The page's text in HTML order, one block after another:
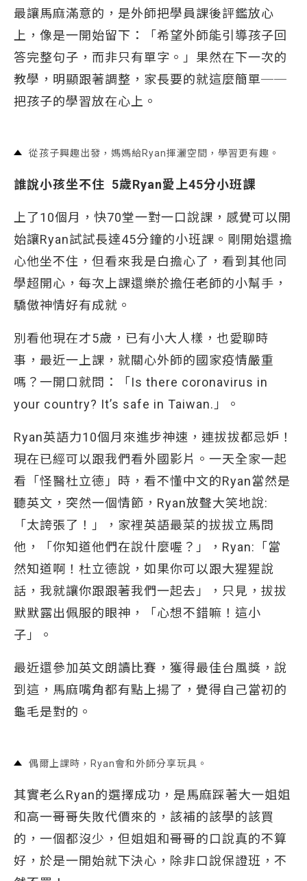
最讓馬麻滿意的，是外師把學員課後評鑑放心
上，像是一開始留下：「希望外師能引導孩子回
答完整句子，而非只有單字。」果然在下一次的
教學，明顯跟著調整，家長要的就這麼簡單──
把孩子的學習放在心上。
從孩子興趣出發，媽媽給Ryan揮灑空間，學習更有趣。
誰說小孩坐不住 5歲Ryan愛上45分小班課
上了10個月，快70堂一對一口說課，感覺可以開
始讓Ryan試試長達45分鐘的小班課。剛開始還擔
心他坐不住，但看來我是白擔心了，看到其他同
學超開心，每次上課還樂於擔任老師的小幫手，
驕傲神情好有成就。
別看他現在才5歲，已有小大人樣，也愛聊時
事，最近一上課，就關心外師的國家疫情嚴重
嗎？一開口就問：「Is there coronavirus in
your country? It’s safe in Taiwan.」。
Ryan英語力10個月來進步神速，連拔拔都忌妒！
現在已經可以跟我們看外國影片。一天全家一起
看「怪醫杜立德」時，看不懂中文的Ryan當然是
聽英文，突然一個情節，Ryan放聲大笑地說:
「太誇張了！」，家裡英語最菜的拔拔立馬問
他，「你知道他們在說什麼喔？」，Ryan:「當
然知道啊！杜立德說，如果你可以跟大猩猩說
話，我就讓你跟跟著我們一起去」，只見，拔拔
默默露出佩服的眼神，「心想不錯嘛！這小
子」。
最近還參加英文朗讀比賽，獲得最佳台風獎，說
到這，馬麻嘴角都有點上揚了，覺得自己當初的
龜毛是對的。
偶爾上課時，Ryan會和外師分享玩具。
其實老么Ryan的選擇成功，是馬麻踩著大一姐姐
和高一哥哥失敗代價來的，該補的該學的該買
的，一個都沒少，但姐姐和哥哥的口說真的不算
好，於是一開始就下決心，除非口說保證班，不